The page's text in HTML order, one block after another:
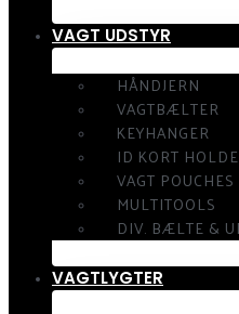
VAGT UDSTYR
HÅNDJERN
VAGTBÆLTER
KEYHANGER
ID KORT
VAGT POUCHES
MULTITOOLS
DIV. BÆLTE &
VAGTLYGTER